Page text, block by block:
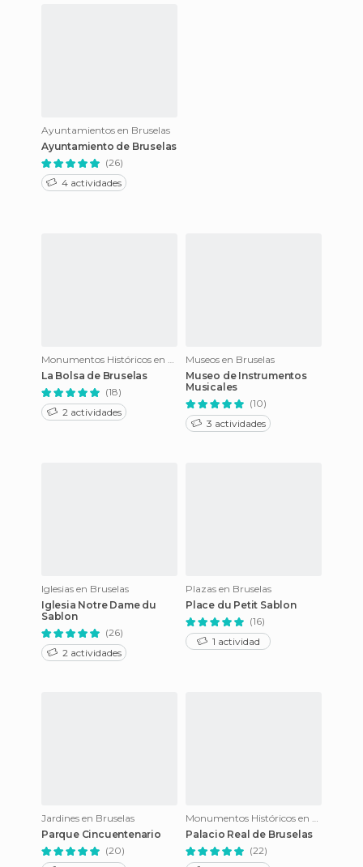
Ayuntamientos en Bruselas
Ayuntamiento de Bruselas
(26)
4 actividades
Monumentos Históricos en Bruselas
La Bolsa de Bruselas
(18)
2 actividades
Museos en Bruselas
Museo de Instrumentos
Musicales
(10)
3 actividades
Iglesias en Bruselas
Iglesia Notre Dame du
Sablon
(26)
2 actividades
Plazas en Bruselas
Place du Petit Sablon
(16)
1 actividad
Jardines en Bruselas
Parque Cincuentenario
(20)
Monumentos Históricos en Bruselas
Palacio Real de Bruselas
(22)